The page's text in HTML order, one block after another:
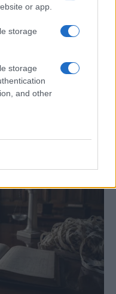
or app.
storage
storage
and other
y competencia
europea